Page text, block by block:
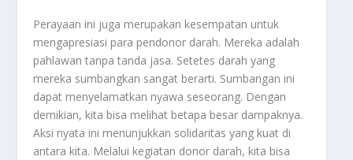
Perayaan ini juga merupakan kesempatan untuk
mengapresiasi para pendonor darah. Mereka adalah
pahlawan tanpa tanda jasa. Setetes darah yang
mereka sumbangkan sangat berarti. Sumbangan ini
dapat menyelamatkan nyawa seseorang. Dengan
demikian, kita bisa melihat betapa besar dampaknya.
Aksi nyata ini menunjukkan solidaritas yang kuat di
antara kita. Melalui kegiatan donor darah, kita bisa